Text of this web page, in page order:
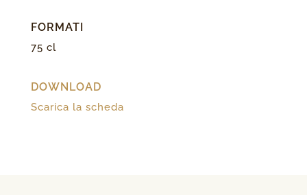
FORMATI
75 cl
DOWNLOAD
Scarica la scheda